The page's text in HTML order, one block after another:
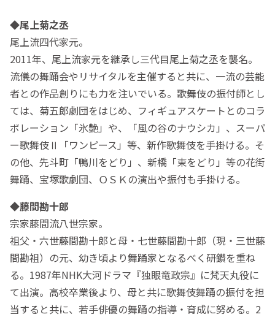
◆尾上菊之丞
尾上流四代家元。
2011年、尾上流家元を継承し三代目尾上菊之丞を襲名。
流儀の舞踊会やリサイタルを主催すると共に、一流の芸能
者との作品創りにも力を注いでいる。歌舞伎の振付師とし
ては、菊五郎劇団をはじめ、フィギュアスケートとのコラ
ボレーション「氷艶」や、「風の谷のナウシカ」、スーパ
ー歌舞伎Ⅱ「ワンピース」等、新作歌舞伎を手掛ける。そ
の他、先斗町「鴨川をどり」、新橋「東をどり」等の花街
舞踊、宝塚歌劇団、ＯＳＫの演出や振付も手掛ける。
◆藤間勘十郎
宗家藤間流八世宗家。
祖父・六世藤間勘十郎と母・七世藤間勘十郎（現・三世藤
間勘祖）の元、幼き頃より舞踊家となるべく研鑚を重ね
る。1987年NHK大河ドラマ『独眼竜政宗』に梵天丸役に
て出演。高校卒業後より、母と共に歌舞伎舞踊の振付を担
当すると共に、若手俳優の舞踊の指導・育成に努める。2